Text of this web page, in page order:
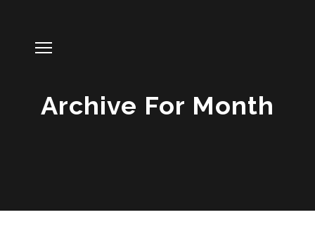
Archive For Month